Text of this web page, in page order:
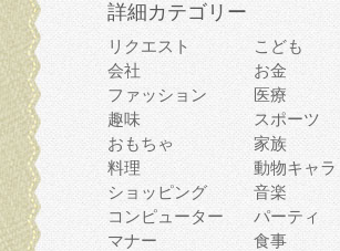
詳細カテゴリー
リクエスト こども
会社
お金
ファッション
医療
趣味
スポーツ
おもちゃ
家族
料理
動物キャラ
ショッピング
音楽
コンピューター
パーティ
マナー
食事